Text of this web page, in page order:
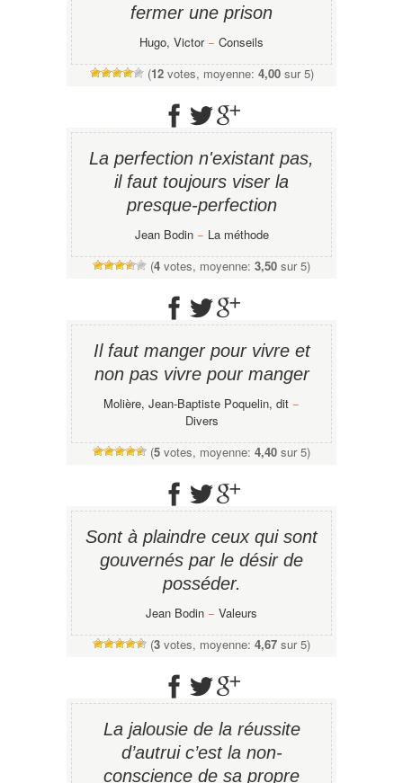
fermer une prison
Hugo, Victor− Conseils
(12votes, moyenne: 4,00sur 5)
La perfection n'existant pas,
il faut toujours viser la
presque-perfection
Jean Bodin− La méthode
(4 votes, moyenne: 3,50 sur 5)
Il faut manger pour vivre et
non pas vivre pour manger
Molière, Jean-Baptiste Poquelin, dit −
Divers
(5 votes, moyenne: 4,40 sur 5)
Sont à plaindre ceux qui sont
gouvernés par le désir de
posséder.
Jean Bodin − Valeurs
(3 votes, moyenne: 4,67 sur 5)
La jalousie de la réussite
d’autrui c’est la non-
conscience de sa propre